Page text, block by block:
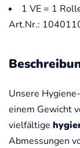
1 VE = 1
Art.Nr.:
Unsere Hygiene-
einem Gewicht
vielfältige
Abmessungen